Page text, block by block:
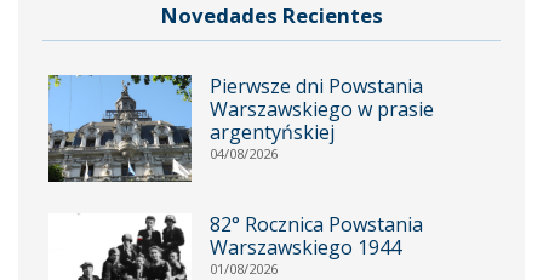
Novedades Recientes
Pierwsze dni Powstania
Warszawskiego w prasie
argentyńskiej
04/08/2026
82° Rocznica Powstania
Warszawskiego 1944
01/08/2026